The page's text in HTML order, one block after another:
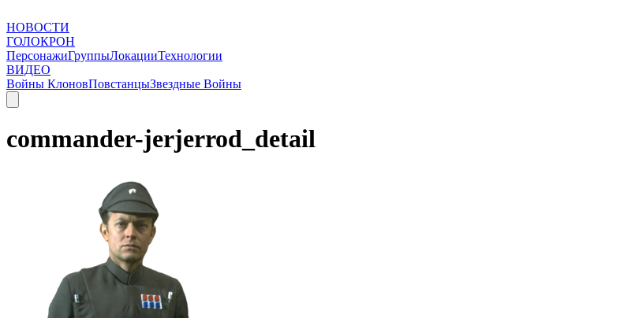
НОВОСТИ
ГОЛОКРОН
ПерсонажиГруппыЛокацииТехнологии
ВИДЕО
Войны КлоновПовстанцыЗвездные Войны
commander-jerjerrod_detail